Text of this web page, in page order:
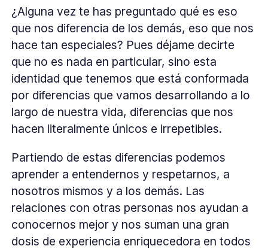
¿Alguna vez te has preguntado qué es eso
que nos diferencia de los demás, eso que nos
hace tan especiales? Pues déjame decirte
que no es nada en particular, sino esta
identidad que tenemos que está conformada
por diferencias que vamos desarrollando a lo
largo de nuestra vida, diferencias que nos
hacen literalmente únicos e irrepetibles.
Partiendo de estas diferencias podemos
aprender a entendernos y respetarnos, a
nosotros mismos y a los demás. Las
relaciones con otras personas nos ayudan a
conocernos mejor y nos suman una gran
dosis de experiencia enriquecedora en todos